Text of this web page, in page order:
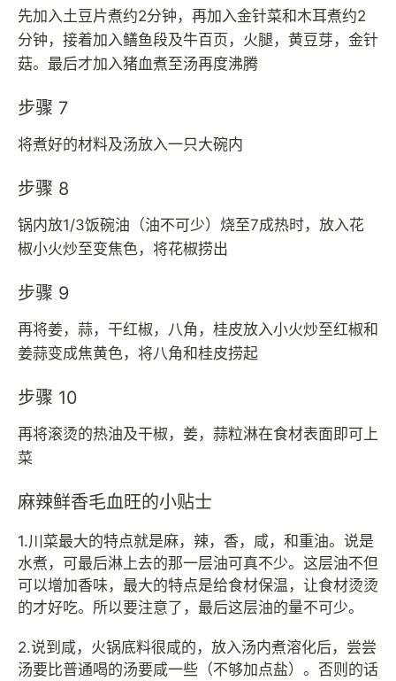
先加入土豆片煮约2分钟，再加入金针菜和木耳煮约2
分钟，接着加入鳝鱼段及牛百页，火腿，黄豆芽，金针
菇。最后才加入猪血煮至汤再度沸腾
步骤 7
将煮好的材料及汤放入一只大碗内
步骤 8
锅内放1/3饭碗油（油不可少）烧至7成热时，放入花
椒小火炒至变焦色，将花椒捞出
步骤 9
再将姜，蒜，干红椒，八角，桂皮放入小火炒至红椒和
姜蒜变成焦黄色，将八角和桂皮捞起
步骤 10
再将滚烫的热油及干椒，姜，蒜粒淋在食材表面即可上
菜
麻辣鲜香毛血旺的小贴士
1.川菜最大的特点就是麻，辣，香，咸，和重油。说是
水煮，可最后淋上去的那一层油可真不少。这层油不但
可以增加香味，最大的特点是给食材保温，让食材烫烫
的才好吃。所以要注意了，最后这层油的量不可少。
2.说到咸，火锅底料很咸的，放入汤内煮溶化后，尝尝
汤要比普通喝的汤要咸一些（不够加点盐）。否则的话